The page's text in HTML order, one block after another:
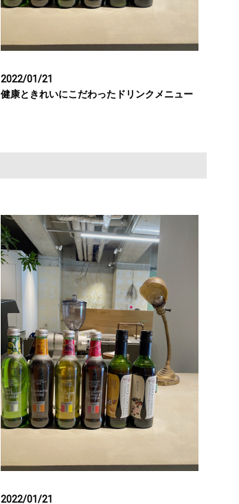
2022/01/21
健康ときれいにこだわったドリンクメニュー
2022/01/21